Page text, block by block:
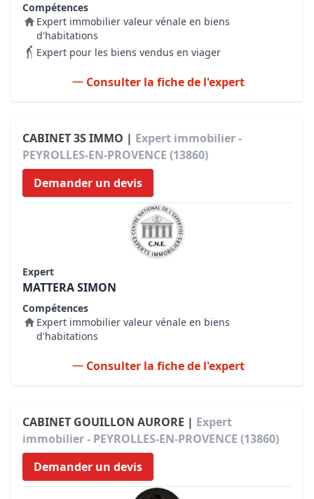
Compétences
Expert immobilier valeur vénale en biens
d'habitations
Expert pour les biens vendus en viager
Consulter la fiche de l'expert
CABINET 3S IMMO | Expert immobilier -
PEYROLLES-EN-PROVENCE (13860)
Demander un devis
Expert
MATTERA SIMON
Compétences
Expert immobilier valeur vénale en biens
d'habitations
Consulter la fiche de l'expert
CABINET GOUILLON AURORE | Expert
immobilier - PEYROLLES-EN-PROVENCE (13860)
Demander un devis